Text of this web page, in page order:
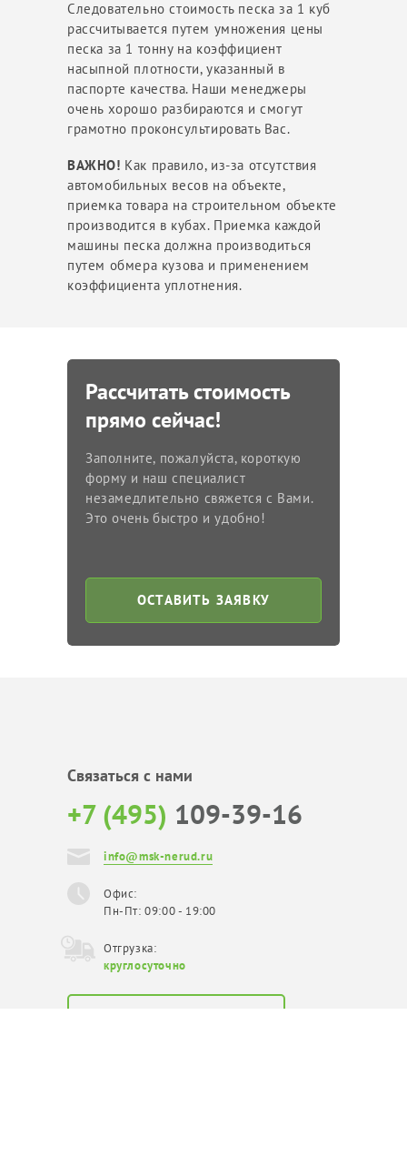
Следовательно стоимость песка за 1 куб
рассчитывается путем умножения цены
песка за 1 тонну на коэффициент
насыпной плотности, указанный в
паспорте качества. Наши менеджеры
очень хорошо разбираются и смогут
грамотно проконсультировать Вас.
ВАЖНО! Как правило, из-за отсутствия
автомобильных весов на объекте,
приемка товара на строительном объекте
производится в кубах. Приемка каждой
машины песка должна производиться
путем обмера кузова и применением
коэффициента уплотнения.
Рассчитать стоимость
прямо сейчас!
Заполните, пожалуйста, короткую
форму и наш специалист
незамедлительно свяжется с Вами.
Это очень быстро и удобно!
ОСТАВИТЬ ЗАЯВКУ
Связаться с нами
+7 (495) 109-39-16
info@msk-nerud.ru
Офис:
Пн-Пт: 09:00 - 19:00
Отгрузка:
круглосуточно